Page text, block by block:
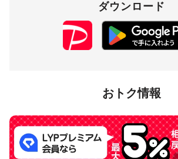
ダウンロード
おトク情報